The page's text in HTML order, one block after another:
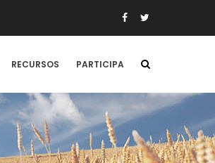
RECURSOS PARTICIPA